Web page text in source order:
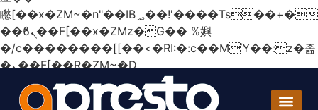
矁[��x�ZM~�n"��IB؃��!'����Тѕ��+��(m��IK�ʭ�/|
��ϐܢ��F[��x�ZMz�G�� %嬩
�/c��������[[��<�RI:�:c��MΎ��:z�졾
�ܢ��F[��R�ZM~�D